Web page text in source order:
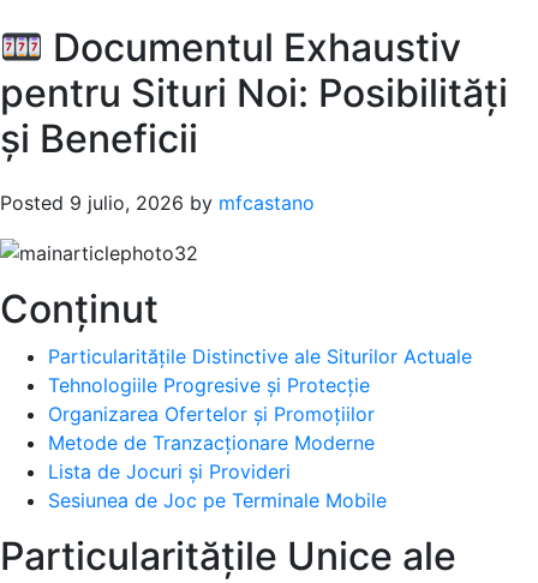
Documentul Exhaustiv
pentru Situri Noi: Posibilități
și Beneficii
Posted 9 julio, 2026 by mfcastano
Conținut
Particularitățile Distinctive ale Siturilor Actuale
Tehnologiile Progresive și Protecție
Organizarea Ofertelor și Promoțiilor
Metode de Tranzacționare Moderne
Lista de Jocuri și Provideri
Sesiunea de Joc pe Terminale Mobile
Particularitățile Unice ale